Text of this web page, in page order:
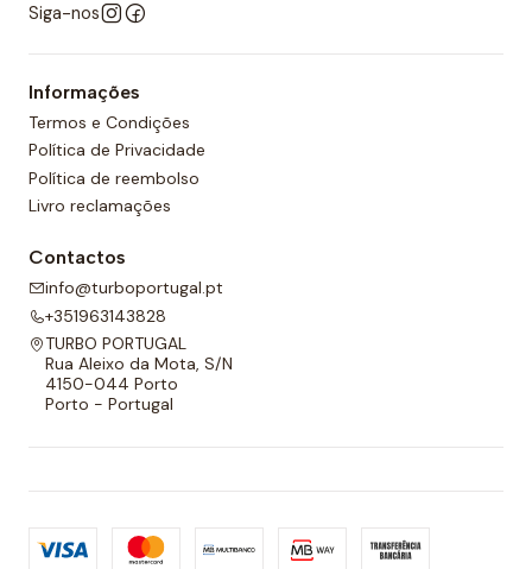
Siga-nos
Informações
Termos e Condições
Política de Privacidade
Política de reembolso
Livro reclamações
Contactos
info@turboportugal.pt
+351963143828
TURBO PORTUGAL
Rua Aleixo da Mota, S/N
4150-044 Porto
Porto - Portugal